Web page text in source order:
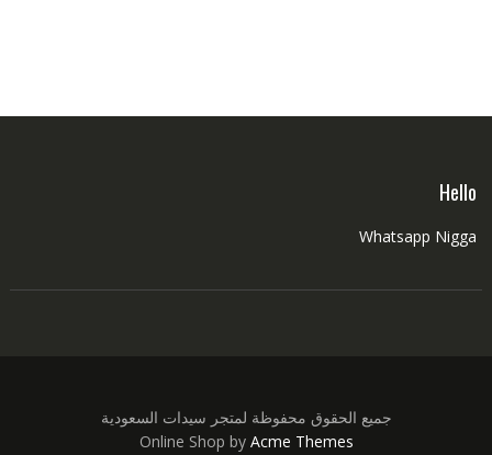
Hello
Whatsapp Nigga
جميع الحقوق محفوظة لمتجر سيدات السعودية
Online Shop by Acme Themes